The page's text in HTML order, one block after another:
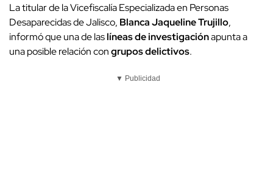
La titular de la Vicefiscalía Especializada en Personas
Desaparecidas de Jalisco, Blanca Jaqueline Trujillo,
informó que una de laslíneas de investigaciónapunta a
una posible relación congrupos delictivos.
▼ Publicidad